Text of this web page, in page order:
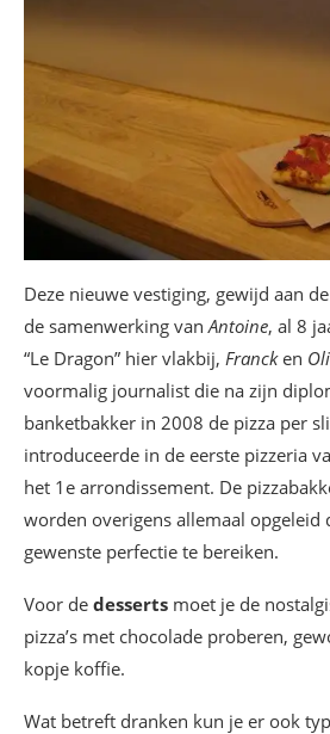
Deze nieuwe vestiging, gewijd aan
de samenwerking van Antoine, al 8
“Le Dragon” hier vlakbij, Francken
voormalig journalist die na zijn
banketbakker in 2008 de pizza per
introduceerde in de eerste pizzeria
het 1e arrondissement. De
worden overigens allemaal opgeleid
gewenste perfectie te bereiken.
Voor de desserts moet je de
pizza’s met chocolade proberen,
kopje koffie.
Wat betreft dranken kun je er ook